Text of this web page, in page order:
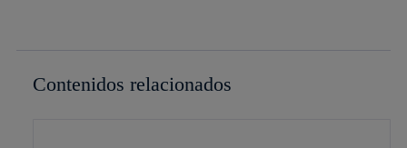
Contenidos relacionados